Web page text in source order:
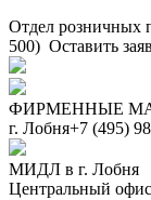
Отдел розничных
500) Оставить
ФИРМЕННЫЕ
г. Лобня+7 (495)
МИДЛ в г. Лобня
Центральный